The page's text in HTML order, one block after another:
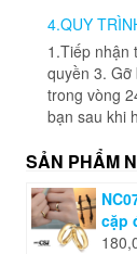
4.QUY
1.Tiếp nhận
quyền 3.
trong vòng
bạn sau khi
SẢN PHẨM
cặp